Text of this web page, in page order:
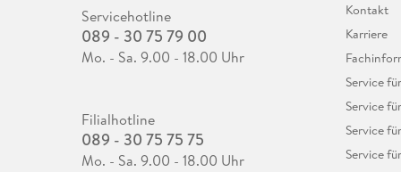
Servicehotline
089 - 30 75 79 00
Mo. - Sa. 9.00 - 18.00 Uhr
Filialhotline
089 - 30 75 75 75
Mo. - Sa. 9.00 - 18.00 Uhr
Kontakt
Karriere
Service
Service
Service
Service